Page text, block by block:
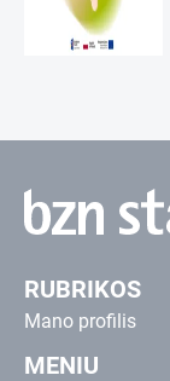
RUBRIKOS
Mano profilis
MENIU